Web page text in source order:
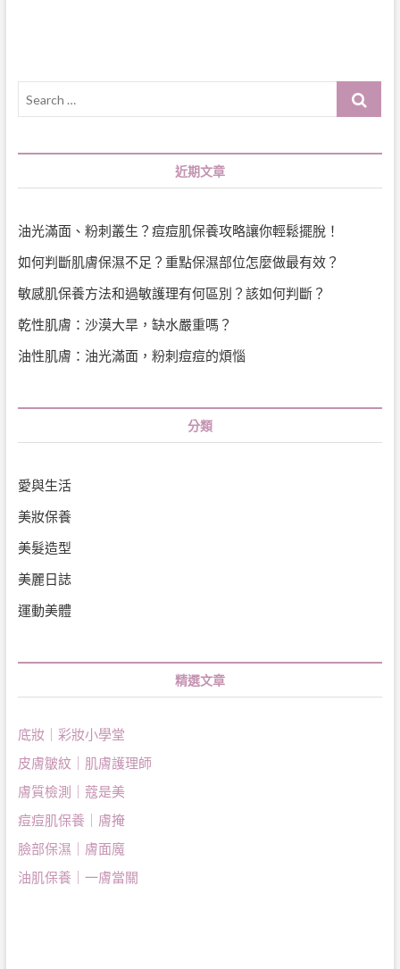
Search
近期文章
油光滿面、粉刺叢生？痘痘肌保養攻略讓你輕鬆擺脫！
如何判斷肌膚保濕不足？重點保濕部位怎麼做最有效？
敏感肌保養方法和過敏護理有何區別？該如何判斷？
乾性肌膚：沙漠大旱，缺水嚴重嗎？
油性肌膚：油光滿面，粉刺痘痘的煩惱
分類
愛與生活
美妝保養
美髮造型
美麗日誌
運動美體
精選文章
底妝｜彩妝小學堂
皮膚皺紋｜肌膚護理師
膚質檢測｜蔻是美
痘痘肌保養｜膚掩
臉部保濕｜膚面魔
油肌保養｜一膚當關